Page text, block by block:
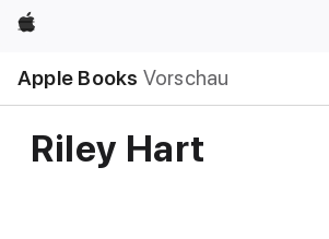
Apple
Apple Books Vorschau
Navigation
Menü
öffnen
Riley Hart